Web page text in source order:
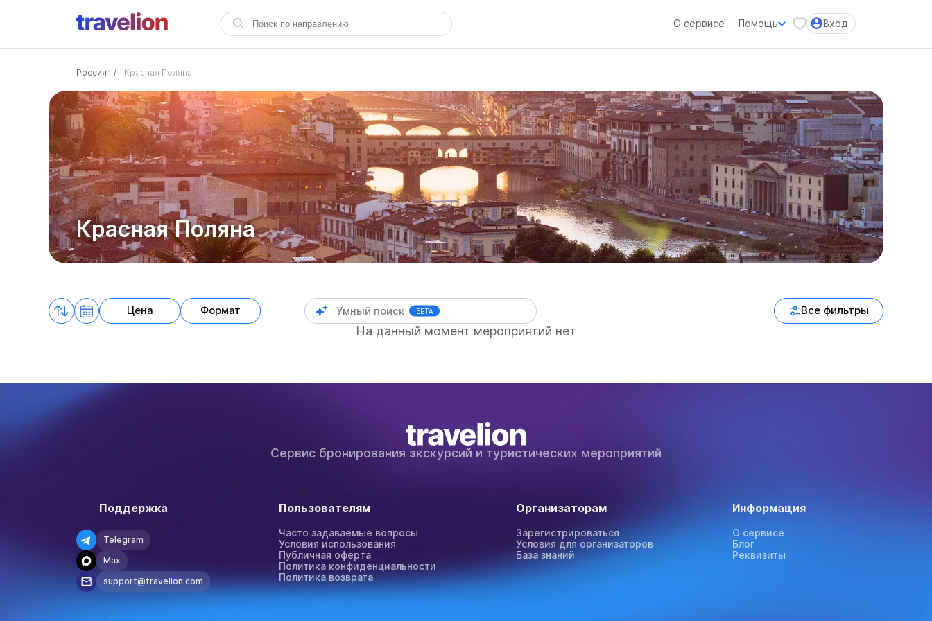
О сервисе Помощь Вход
Россия / Красная Поляна
Красная Поляна
Цена Формат БЕТА Все фильтры
На данный момент мероприятий нет
Сервис бронирования экскурсий и туристических мероприятий
Поддержка
Telegram
Max
support@travelion.com
Пользователям
Часто задаваемые вопросы
Условия использования
Публичная оферта
Политика конфиденциальности
Политика возврата
Организаторам
Зарегистрироваться
Условия для организаторов
База знаний
Информация
О сервисе
Блог
Реквизиты